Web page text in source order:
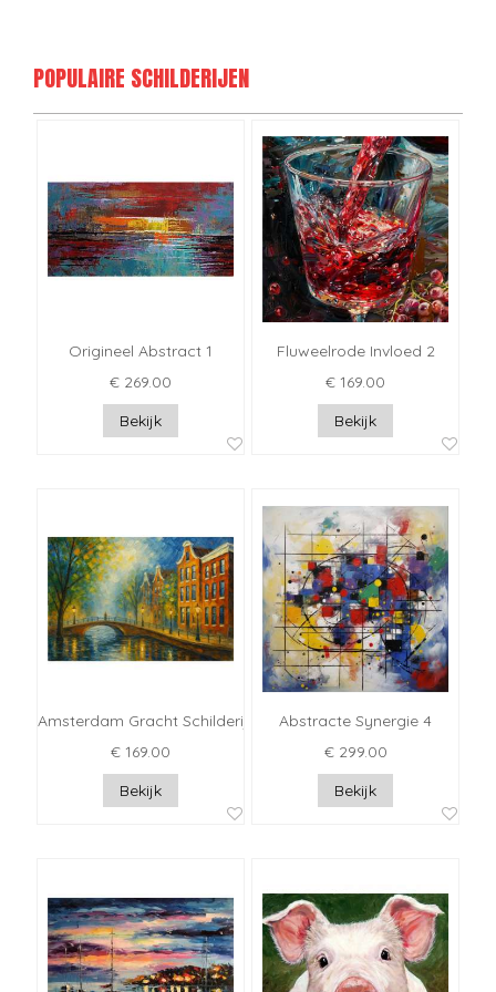
POPULAIRE SCHILDERIJEN
Origineel Abstract 1
€ 269.00
Bekijk
Fluweelrode Invloed 2
€ 169.00
Bekijk
Amsterdam Gracht Schilderij 3
€ 169.00
Bekijk
Abstracte Synergie 4
€ 299.00
Bekijk